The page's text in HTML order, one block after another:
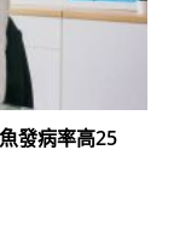
發病率高25